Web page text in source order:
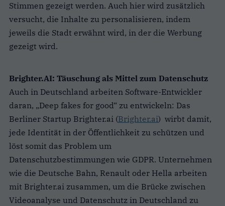
Stimmen gezeigt werden. Auch hier wird zusätzlich
versucht, die Inhalte zu personalisieren, indem
jeweils die Stadt erwähnt wird, in der die Werbung
gezeigt wird.
Brighter.AI: Täuschung als Mittel zum Datenschutz
Auch in Deutschland arbeiten Software-Entwickler
daran, „Deep fakes for good“ zu entwickeln: Das
Berliner Startup Brighter.ai (Brighter.ai) wirbt damit,
jede Identität in der Öffentlichkeit zu schützen und
löst somit das Problem um
Datenschutzbestimmungen wie GDPR. Unternehmen
wie die Deutsche Bahn, Renault oder Hella arbeiten
mit Brighter.ai zusammen, um die Brücke zwischen
Videoanalyse und Datenschutz in Deutschland zu